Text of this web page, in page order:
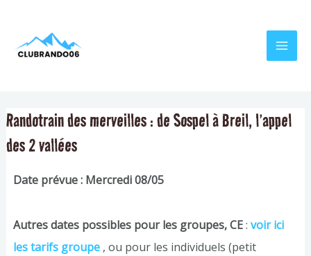
contenu
Randotrain des merveilles : de Sospel à Breil, l’appel
des 2 vallées
Date prévue : Mercredi 08/05
Autres dates possibles pour les groupes, CE: voir ici
les tarifs groupe , ou pour les individuels (petit
de
l’article